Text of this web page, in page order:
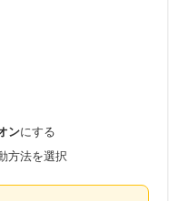
ンにする
方法を選択